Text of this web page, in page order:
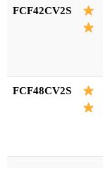
FCF42CV2S
FCF48CV2S